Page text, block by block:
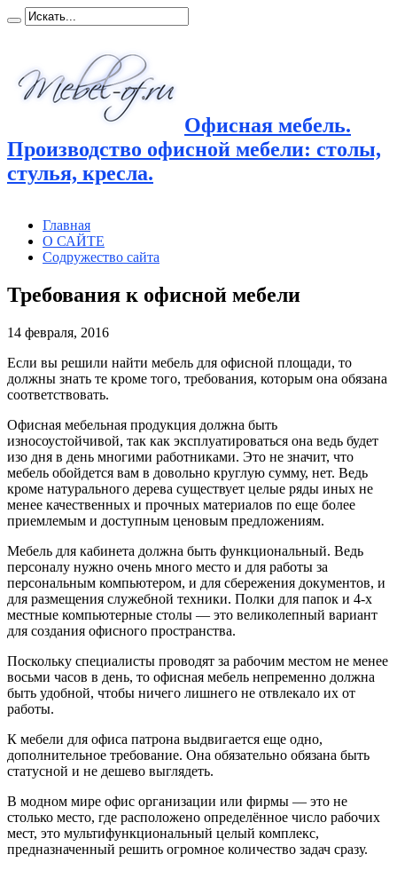
Офисная мебель.
Производство офисной мебели: столы,
стулья, кресла.
Главная
О САЙТЕ
Содружество сайта
Требования к офисной мебели
14 февраля, 2016
Если вы решили найти мебель для офисной площади, то
должны знать те кроме того, требования, которым она обязана
соответствовать.
Офисная мебельная продукция должна быть
износоустойчивой, так как эксплуатироваться она ведь будет
изо дня в день многими работниками. Это не значит, что
мебель обойдется вам в довольно круглую сумму, нет. Ведь
кроме натурального дерева существует целые ряды иных не
менее качественных и прочных материалов по еще более
приемлемым и доступным ценовым предложениям.
Мебель для кабинета должна быть функциональный. Ведь
персоналу нужно очень много место и для работы за
персональным компьютером, и для сбережения документов, и
для размещения служебной техники. Полки для папок и 4-х
местные компьютерные столы — это великолепный вариант
для создания офисного пространства.
Поскольку специалисты проводят за рабочим местом не менее
восьми часов в день, то офисная мебель непременно должна
быть удобной, чтобы ничего лишнего не отвлекало их от
работы.
К мебели для офиса патрона выдвигается еще одно,
дополнительное требование. Она обязательно обязана быть
статусной и не дешево выглядеть.
В модном мире офис организации или фирмы — это не
столько место, где расположено определённое число рабочих
мест, это мультифункциональный целый комплекс,
предназначенный решить огромное количество задач сразу.